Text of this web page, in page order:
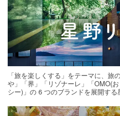
「旅を楽しくする」をテーマに、
や」「界」「リゾナーレ」「OMO(
シー)」の 6 つのブランドを展開す